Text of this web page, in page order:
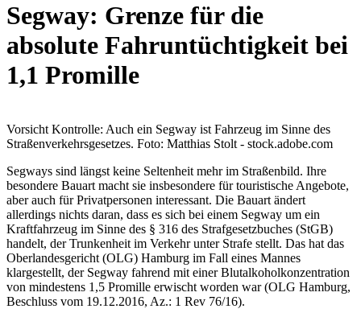
Segway: Grenze für die
absolute Fahruntüchtigkeit bei
1,1 Promille
Vorsicht Kontrolle: Auch ein Segway ist Fahrzeug im Sinne des
Straßenverkehrsgesetzes. Foto: Matthias Stolt - stock.adobe.com
Segways sind längst keine Seltenheit mehr im Straßenbild. Ihre
besondere Bauart macht sie insbesondere für touristische Angebote,
aber auch für Privatpersonen interessant. Die Bauart ändert
allerdings nichts daran, dass es sich bei einem Segway um ein
Kraftfahrzeug im Sinne des § 316 des Strafgesetzbuches (StGB)
handelt, der Trunkenheit im Verkehr unter Strafe stellt. Das hat das
Oberlandesgericht (OLG) Hamburg im Fall eines Mannes
klargestellt, der Segway fahrend mit einer Blutalkoholkonzentration
von mindestens 1,5 Promille erwischt worden war (OLG Hamburg,
Beschluss vom 19.12.2016, Az.: 1 Rev 76/16).